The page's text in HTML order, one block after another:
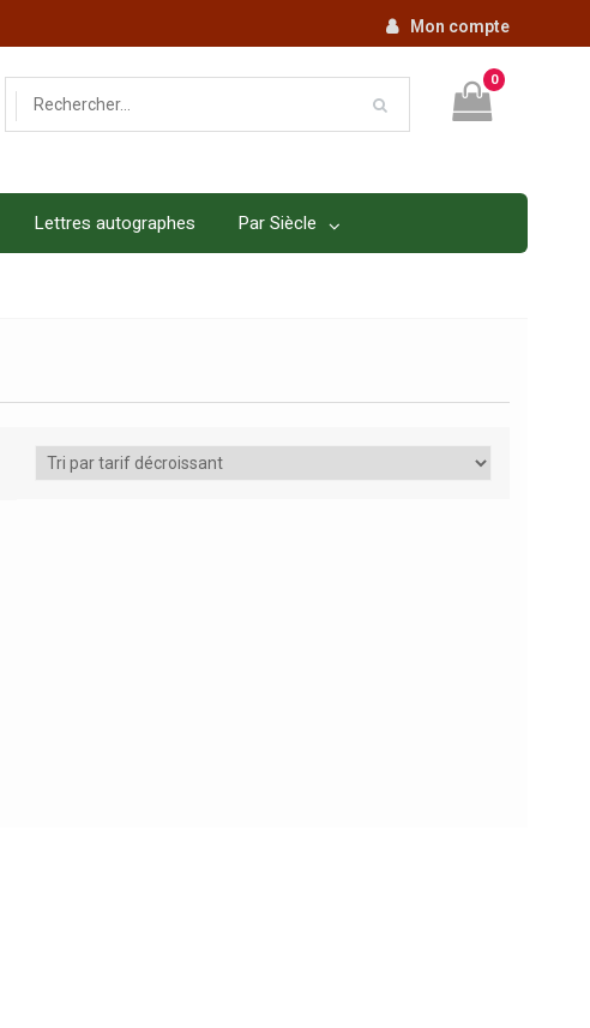
Mon compte
0
Lettres autographes Par Siècle